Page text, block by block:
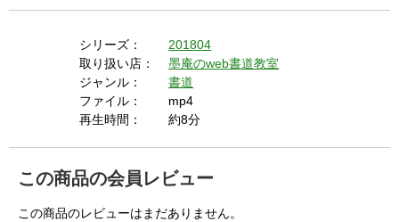
シリーズ：
201804
取り扱い店：
墨庵のweb書道教室
ジャンル：
書道
ファイル：
mp4
再生時間：
約8分
この商品の会員レビュー
この商品のレビューはまだありません。